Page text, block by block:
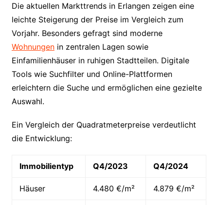
Die aktuellen Markttrends in Erlangen zeigen eine
leichte Steigerung der Preise im Vergleich zum
Vorjahr. Besonders gefragt sind moderne
Wohnungenin zentralen Lagen sowie
Einfamilienhäuser in ruhigen Stadtteilen. Digitale
Tools wie Suchfilter und Online-Plattformen
erleichtern die Suche und ermöglichen eine gezielte
Auswahl.
Ein Vergleich der Quadratmeterpreise verdeutlicht
die Entwicklung:
Immobilientyp Q4/2023 Q4/2024
Häuser 4.480 €/m² 4.879 €/m²